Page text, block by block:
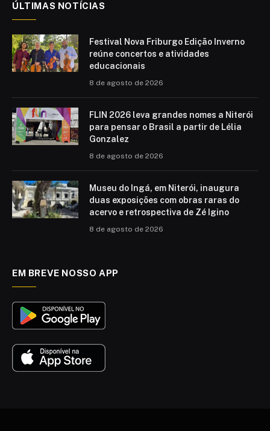
ÚLTIMAS NOTÍCIAS
Festival Nova Friburgo Edição Inverno
reúne concertos e atividades
educacionais
8 de agosto de 2026
FLIN 2026 leva grandes nomes a Niterói
para pensar o Brasil a partir de Lélia
Gonzalez
8 de agosto de 2026
Museu do Ingá, em Niterói, inaugura
duas exposições com obras raras do
acervo e retrospectiva de Zé Igino
8 de agosto de 2026
EM BREVE NOSSO APP